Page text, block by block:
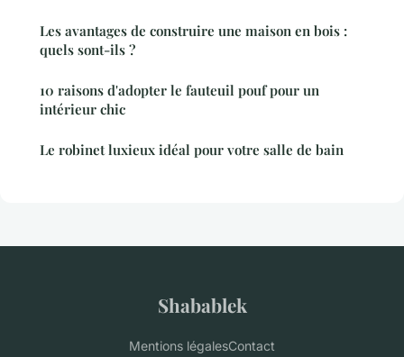
Les avantages de construire une maison en bois :
quels sont-ils ?
10 raisons d'adopter le fauteuil pouf pour un
intérieur chic
Le robinet luxieux idéal pour votre salle de bain
Shabablek
Mentions légalesContact